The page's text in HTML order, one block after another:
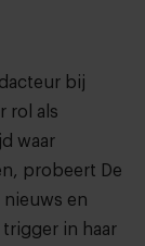
bij
rol als
waar
probeert De
en
in haar